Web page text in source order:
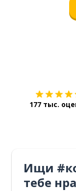
177 тыс.
Ищи
тебе